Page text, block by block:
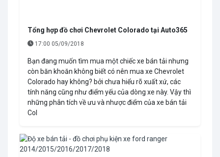
Tổng hợp đồ chơi Chevrolet Colorado tại Auto365
17:00 05/09/2018
Bạn đang muốn tìm mua một chiếc xe bán tải nhưng
còn băn khoăn không biết có nên mua xe Chevrolet
Colorado hay không? bởi chưa hiểu rõ xuất xứ, các
tính năng cũng như điểm yếu của dòng xe này. Vậy thì
những phân tích về ưu và nhược điểm của xe bán tải
Col